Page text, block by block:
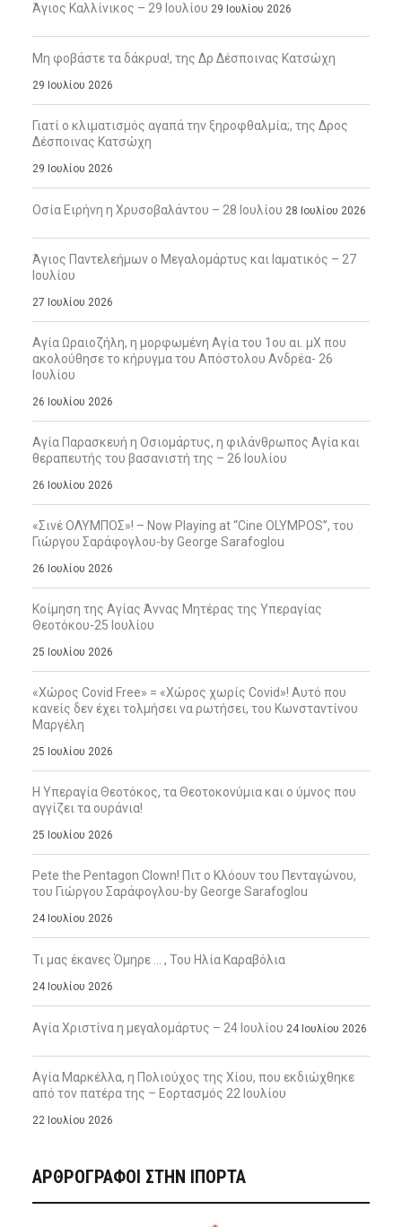
Άγιος Καλλίνικος – 29 Ιουλίου 29 Ιουλίου 2026
Μη φοβάστε τα δάκρυα!, της Δρ Δέσποινας Κατσώχη
29 Ιουλίου 2026
Γιατί ο κλιματισμός αγαπά την ξηροφθαλμία;, της Δρος
Δέσποινας Κατσώχη
29 Ιουλίου 2026
Οσία Ειρήνη η Χρυσοβαλάντου – 28 Ιουλίου 28 Ιουλίου 2026
Άγιος Παντελεήμων ο Μεγαλομάρτυς και Ιαματικός – 27
Ιουλίου
27 Ιουλίου 2026
Αγία Ωραιοζήλη, η μορφωμένη Αγία του 1ου αι. μΧ που
ακολούθησε το κήρυγμα του Απόστολου Ανδρέα- 26
Ιουλίου
26 Ιουλίου 2026
Αγία Παρασκευή η Οσιομάρτυς, η φιλάνθρωπος Αγία και
θεραπευτής του βασανιστή της – 26 Ιουλίου
26 Ιουλίου 2026
«Σινέ ΟΛΥΜΠΟΣ»! – Now Playing at “Cine OLYMPOS”, του
Γιώργου Σαράφογλου-by George Sarafoglou
26 Ιουλίου 2026
Κοίμηση της Αγίας Άννας Μητέρας της Υπεραγίας
Θεοτόκου-25 Ιουλίου
25 Ιουλίου 2026
«Χώρος Covid Free» = «Χώρος χωρίς Covid»! Αυτό που
κανείς δεν έχει τολμήσει να ρωτήσει, του Κωνσταντίνου
Μαργέλη
25 Ιουλίου 2026
Η Υπεραγία Θεοτόκος, τα Θεοτοκονύμια και ο ύμνος που
αγγίζει τα ουράνια!
25 Ιουλίου 2026
Pete the Pentagon Clown! Πιτ ο Κλόουν του Πενταγώνου,
του Γιώργου Σαράφογλου-by George Sarafoglou
24 Ιουλίου 2026
Τι μας έκανες Όμηρε … , Του Ηλία Καραβόλια
24 Ιουλίου 2026
Αγία Χριστίνα η μεγαλομάρτυς – 24 Ιουλίου 24 Ιουλίου 2026
Αγία Μαρκέλλα, η Πολιούχος της Χίου, που εκδιώχθηκε
από τον πατέρα της – Εορτασμός 22 Ιουλίου
22 Ιουλίου 2026
ΑΡΘΡΟΓΡΑΦΟΙ ΣΤΗΝ IΠΟΡΤΑ